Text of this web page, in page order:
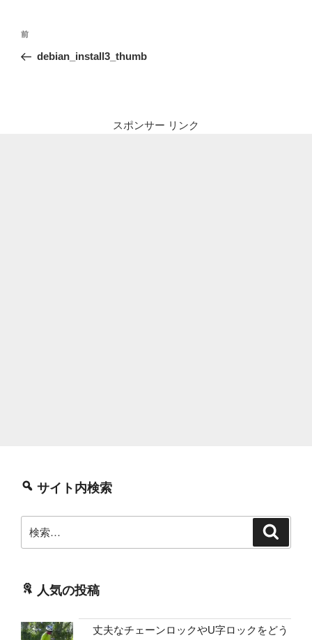
投
ナ
前
の
前
debian_install3_thumb
スポンサー リンク
サイト内検索
索:
人気の投稿
丈夫なチェーンロックやU字ロックをどう